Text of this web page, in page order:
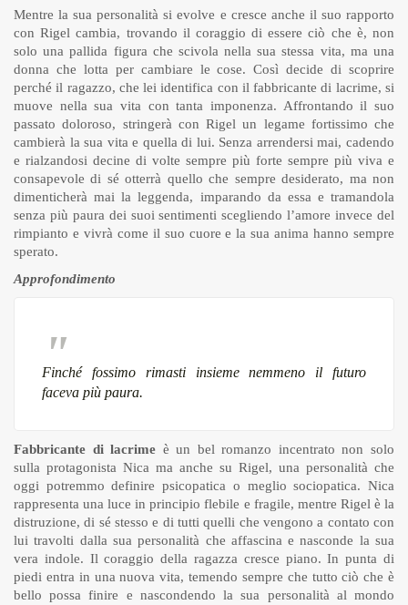
Mentre la sua personalità si evolve e cresce anche il suo rapporto
con Rigel cambia, trovando il coraggio di essere ciò che è, non
solo una pallida figura che scivola nella sua stessa vita, ma una
donna che lotta per cambiare le cose. Così decide di scoprire
perché il ragazzo, che lei identifica con il fabbricante di lacrime, si
muove nella sua vita con tanta imponenza. Affrontando il suo
passato doloroso, stringerà con Rigel un legame fortissimo che
cambierà la sua vita e quella di lui. Senza arrendersi mai, cadendo
e rialzandosi decine di volte sempre più forte sempre più viva e
consapevole di sé otterrà quello che sempre desiderato, ma non
dimenticherà mai la leggenda, imparando da essa e tramandola
senza più paura dei suoi sentimenti scegliendo l’amore invece del
rimpianto e vivrà come il suo cuore e la sua anima hanno sempre
sperato.
Approfondimento
Finché fossimo rimasti insieme nemmeno il futuro
faceva più paura.
Fabbricante di lacrime è un bel romanzo incentrato non solo
sulla protagonista Nica ma anche su Rigel, una personalità che
oggi potremmo definire psicopatica o meglio sociopatica. Nica
rappresenta una luce in principio flebile e fragile, mentre Rigel è la
distruzione, di sé stesso e di tutti quelli che vengono a contato con
lui travolti dalla sua personalità che affascina e nasconde la sua
vera indole. Il coraggio della ragazza cresce piano. In punta di
piedi entra in una nuova vita, temendo sempre che tutto ciò che è
bello possa finire e nascondendo la sua personalità al mondo